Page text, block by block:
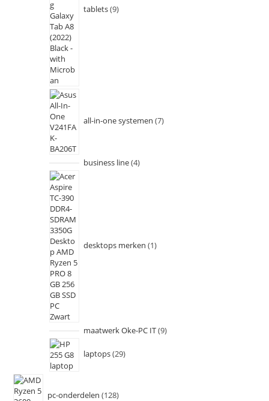
tablets 9
all-in-one systemen 7
business line 4
desktops merken 1
maatwerk Oke-PC IT 9
laptops 29
pc-onderdelen 128